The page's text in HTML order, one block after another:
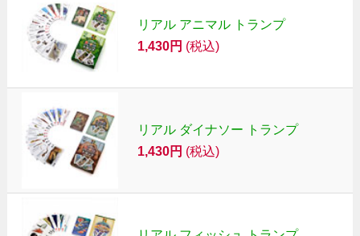
リアル アニマル トランプ
1,430円 (税込)
リアル ダイナソー トランプ
1,430円 (税込)